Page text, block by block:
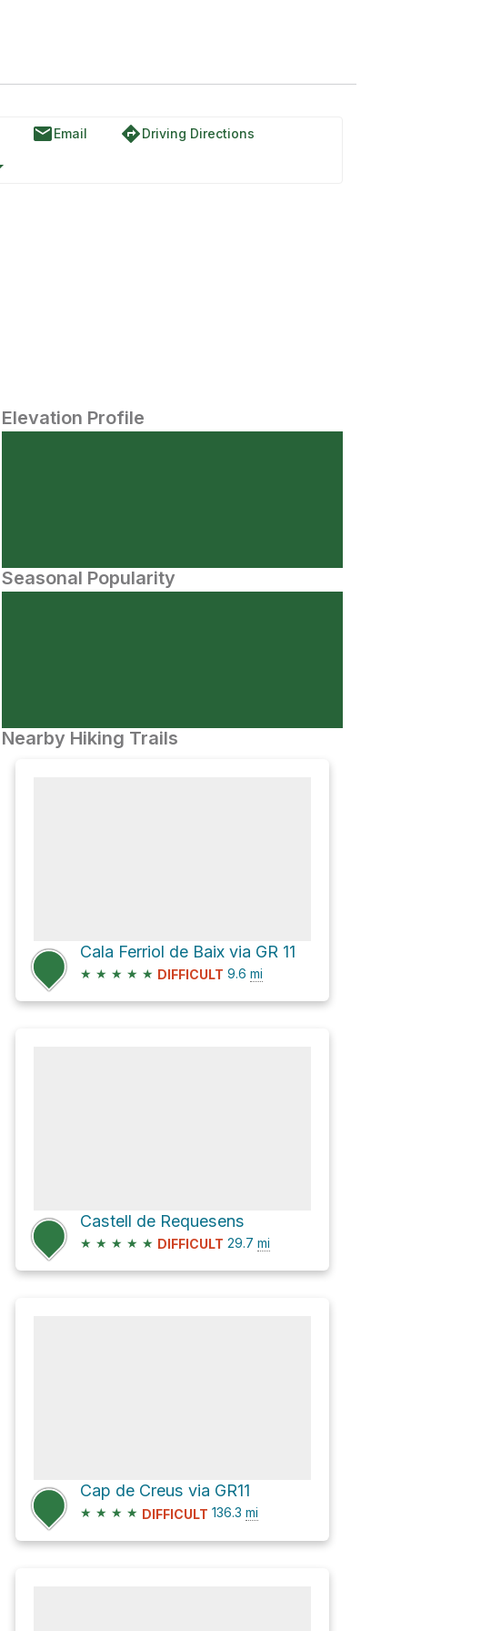
emailEmail directionsDriving Directions
Elevation Profile
Seasonal Popularity
Nearby Hiking Trails
Cala Ferriol de Baix via GR 11
★ ★ ★ ★ ★ DIFFICULT 9.6 mi
Castell de Requesens
★ ★ ★ ★ ★ DIFFICULT 29.7 mi
Cap de Creus via GR11
★ ★ ★ ★ DIFFICULT 136.3 mi